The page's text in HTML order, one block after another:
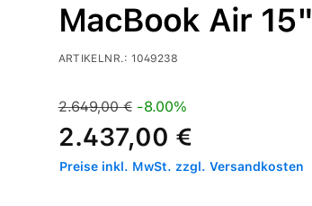
MacBook Air 15"
ARTIKELNR.: 1049238
Verkaufspreis:
Regulärer Preis:
2.649,00 €-8.00%
2.437,00 €
Preise inkl. MwSt. zzgl. Versandkosten